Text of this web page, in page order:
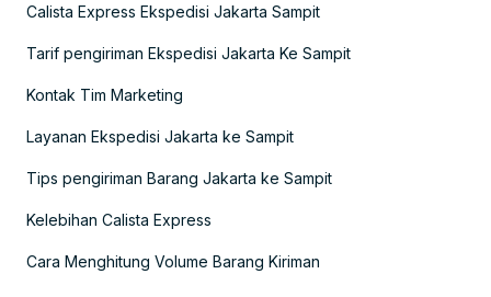
Calista Express Ekspedisi Jakarta Sampit
Tarif pengiriman Ekspedisi Jakarta Ke Sampit
Kontak Tim Marketing
Layanan Ekspedisi Jakarta ke Sampit
Tips pengiriman Barang Jakarta ke Sampit
Kelebihan Calista Express
Cara Menghitung Volume Barang Kiriman